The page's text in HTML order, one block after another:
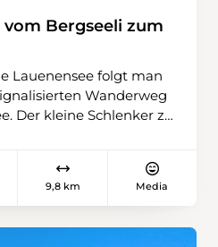
Bergseeli zum
Lauenensee folgt man
Wanderweg
Der kleine Schlenker zu
die Gipfel der
Wegstück folgt
Steigung beginnt,
9,8 km Media